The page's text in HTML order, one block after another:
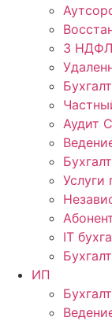
3 НДФЛ
Аудит
Услуги
IT
ИП